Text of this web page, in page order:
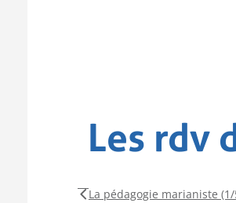
Les rdv
La pédagogie marianiste (1/